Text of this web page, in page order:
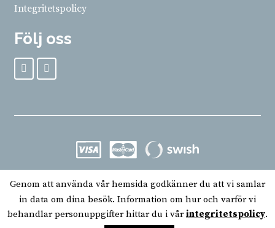
Integritetspolicy
Följ oss
© Björke Väveri 2024
Genom att använda vår hemsida godkänner du att vi samlar
in data om dina besök. Information om hur och varför vi
behandlar personuppgifter hittar du i vårintegritetspolicy.